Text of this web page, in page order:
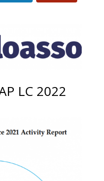
LC 2022